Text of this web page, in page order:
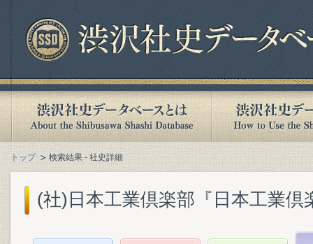
トップ 検索結果 - 社史詳細
(社)日本工業倶楽部『日本工業倶